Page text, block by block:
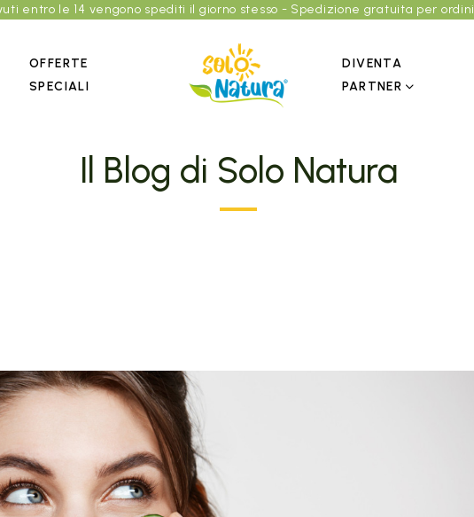
entro le 14 vengono spediti il giorno stesso - Spedizione gratuita per
OFFERTE
SPECIALI
DIVENTA
PARTNER
Il Blog di Solo Natura